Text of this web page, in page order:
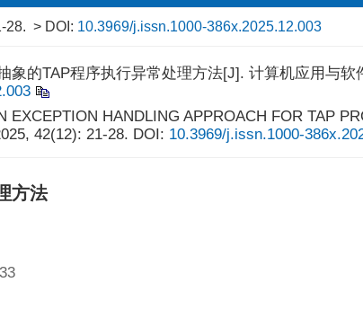
28. > DOI: 10.3969/j.issn.1000-386x.2025.12.003
象的TAP程序执行异常处理方法[J]. 计算机应用与软
EXCEPTION HANDLING APPROACH FOR TAP
42(12): 21-28. DOI: 10.3969/j.issn.1000-
方法